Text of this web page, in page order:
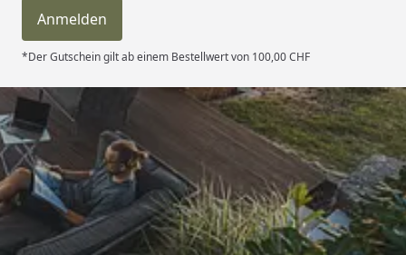
Anmelden
*Der Gutschein gilt ab einem Bestellwert von 100,00 CHF
Trusted Shops
4,81/ 5